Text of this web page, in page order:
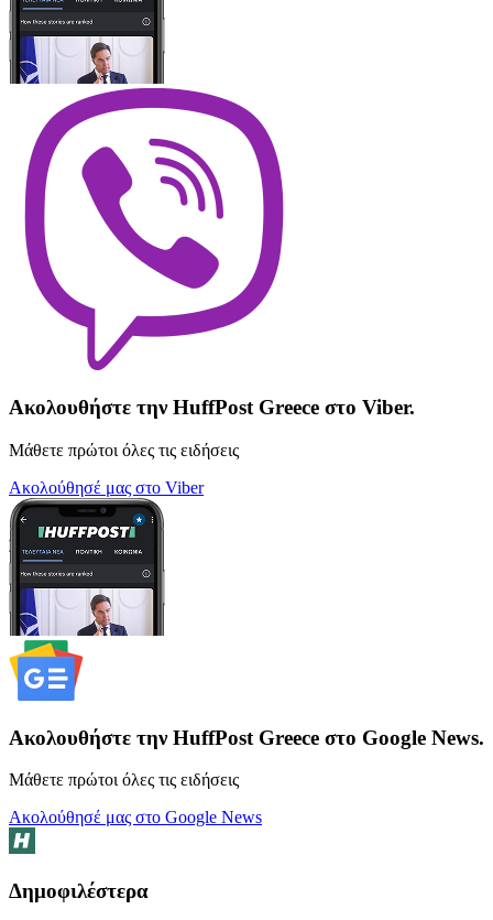
Ακολουθήστε την HuffPost Greece στο Viber.
Μάθετε πρώτοι όλες τις ειδήσεις
Ακολούθησέ μας στο Viber
Ακολουθήστε την HuffPost Greece στο Google News.
Μάθετε πρώτοι όλες τις ειδήσεις
Ακολούθησέ μας στο Google News
Δημοφιλέστερα